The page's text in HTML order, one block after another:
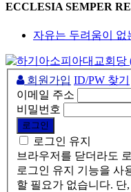
ECCLESIA SEMPER
자유는 두려움이 없
회원가입 ID/PW 찾기
이메일 주소
비밀번호
로그인 유지
브라우저를 닫더라도
로그인 유지 기능을 사
할 필요가 없습니다. 단